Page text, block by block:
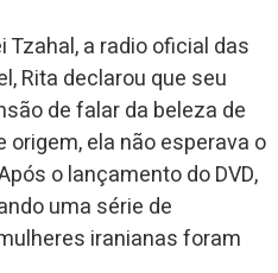
a radio oficial das
Rita declarou que seu
de falar da beleza de
ela não esperava o
o lançamento do DVD,
uma série de
iranianas foram